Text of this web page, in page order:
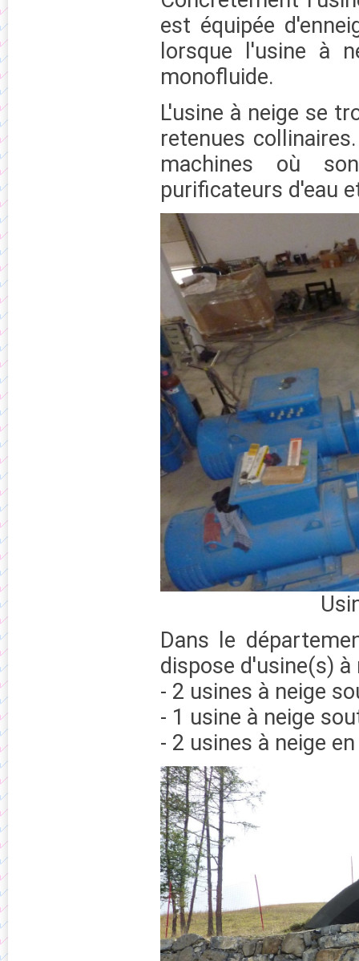
est équipée
lorsque l'usine à
monofluide.
L'usine à neige se
retenues
machines où
purificateurs d'eau
Dans le
dispose d'usine(s) à
- 2 usines à neige
- 1 usine à neige
- 2 usines à neige